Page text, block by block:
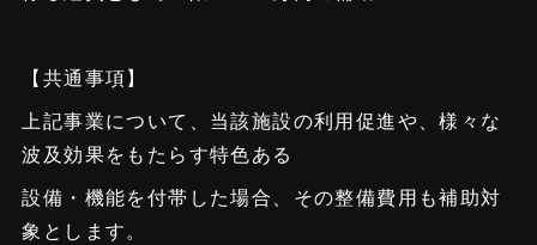
【共通事項】
上記事業について、当該施設の利用促進や、様々な
波及効果をもたらす特色ある
設備・機能を付帯した場合、その整備費用も補助対
象とします。